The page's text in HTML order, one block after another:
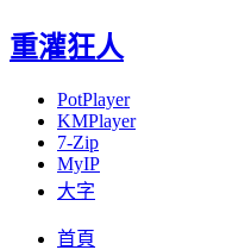
重灌狂人
PotPlayer
KMPlayer
7-Zip
MyIP
大字
首頁